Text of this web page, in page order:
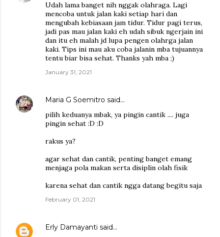
Udah lama banget nih nggak olahraga. Lagi
mencoba untuk jalan kaki setiap hari dan
mengubah kebiasaan jam tidur. Tidur pagi terus,
jadi pas mau jalan kaki eh udah sibuk ngerjain ini
dan itu eh malah jd lupa pengen olahrga jalan
kaki. Tips ini mau aku coba jalanin mba tujuannya
tentu biar bisa sehat. Thanks yah mba ;)
January 31, 2021
Maria G Soemitro said…
pilih keduanya mbak, ya pingin cantik .... juga
pingin sehat :D :D
rakus ya?
agar sehat dan cantik, penting banget emang
menjaga pola makan serta disiplin olah fisik
karena sehat dan cantik ngga datang begitu saja
February 01, 2021
Erly Damayanti said…